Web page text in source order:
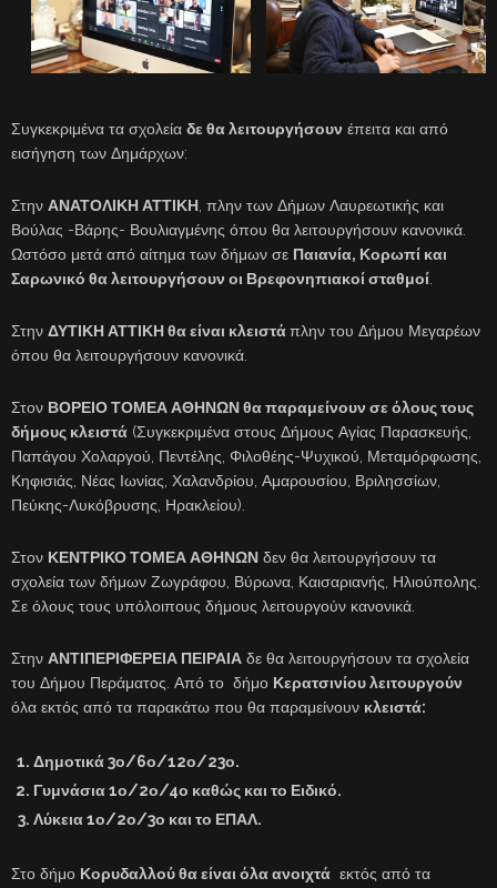
Συγκεκριμένα τα σχολεία δε θα λειτουργήσουν έπειτα και από
εισήγηση των Δημάρχων:
Στην ΑΝΑΤΟΛΙΚΗ ΑΤΤΙΚΗ, πλην των Δήμων Λαυρεωτικής και
Βούλας -Βάρης- Βουλιαγμένης όπου θα λειτουργήσουν κανονικά.
Ωστόσο μετά από αίτημα των δήμων σε Παιανία, Κορωπί και
Σαρωνικό θα λειτουργήσουν οι Βρεφονηπιακοί σταθμοί.
Στην ΔΥΤΙΚΗ ΑΤΤΙΚΗ θα είναι κλειστάπλην του Δήμου Μεγαρέων
όπου θα λειτουργήσουν κανονικά.
Στον ΒΟΡΕΙΟ ΤΟΜΕΑ ΑΘΗΝΩΝ θα παραμείνουν σε όλους τους
δήμους κλειστά (Συγκεκριμένα στους Δήμους Αγίας Παρασκευής,
Παπάγου Χολαργού, Πεντέλης, Φιλοθέης-Ψυχικού, Μεταμόρφωσης,
Κηφισιάς, Νέας Ιωνίας, Χαλανδρίου, Αμαρουσίου, Βριλησσίων,
Πεύκης-Λυκόβρυσης, Ηρακλείου).
Στον ΚΕΝΤΡΙΚΟ ΤΟΜΕΑ ΑΘΗΝΩΝ δεν θα λειτουργήσουν τα
σχολεία των δήμων Ζωγράφου, Βύρωνα, Καισαριανής, Ηλιούπολης.
Σε όλους τους υπόλοιπους δήμους λειτουργούν κανονικά.
Στην ΑΝΤΙΠΕΡΙΦΕΡΕΙΑ ΠΕΙΡΑΙΑ δε θα λειτουργήσουν τα σχολεία
του Δήμου Περάματος. Από το δήμο Κερατσινίου λειτουργούν
όλα εκτός από τα παρακάτω που θα παραμείνουν κλειστά:
Δημοτικά 3ο/6ο/12ο/23ο.
Γυμνάσια 1ο/2ο/4ο καθώς και το Ειδικό.
Λύκεια 1ο/2ο/3ο και το ΕΠΑΛ.
Στο δήμο Κορυδαλλού θα είναι όλα ανοιχτά εκτός από τα